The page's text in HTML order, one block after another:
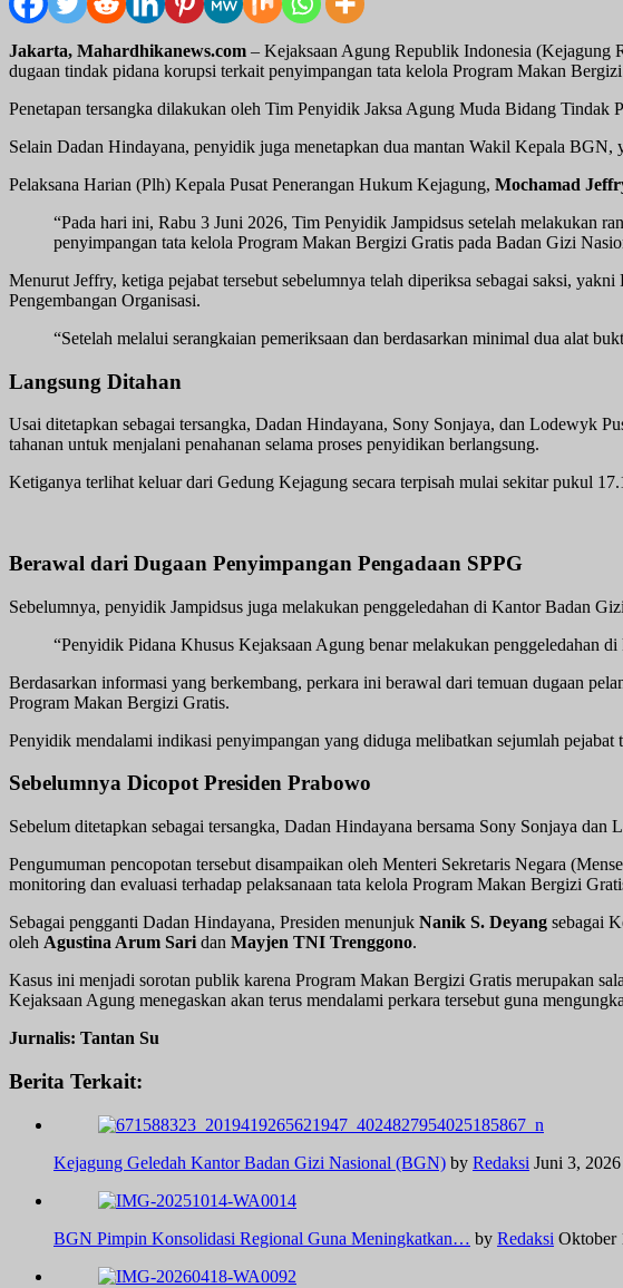
Jakarta, Mahardhikanews.com – Kejaksaan Agung Republik Indonesia (Kejagung
dugaan tindak pidana korupsi terkait penyimpangan tata kelola Program Makan
Penetapan tersangka dilakukan oleh Tim Penyidik Jaksa Agung Muda Bidang Tindak
Selain Dadan Hindayana, penyidik juga menetapkan dua mantan Wakil Kepala BGN,
Pelaksana Harian (Plh) Kepala Pusat Penerangan Hukum Kejagung, Mochamad
“Pada hari ini, Rabu 3 Juni 2026, Tim Penyidik Jampidsus setelah melakukan
penyimpangan tata kelola Program Makan Bergizi Gratis pada Badan Gizi
Menurut Jeffry, ketiga pejabat tersebut sebelumnya telah diperiksa sebagai saksi,
Pengembangan Organisasi.
“Setelah melalui serangkaian pemeriksaan dan berdasarkan minimal dua alat
Langsung Ditahan
Usai ditetapkan sebagai tersangka, Dadan Hindayana, Sony Sonjaya, dan Lodewyk
tahanan untuk menjalani penahanan selama proses penyidikan berlangsung.
Ketiganya terlihat keluar dari Gedung Kejagung secara terpisah mulai sekitar pukul
Berawal dari Dugaan Penyimpangan Pengadaan SPPG
Sebelumnya, penyidik Jampidsus juga melakukan penggeledahan di Kantor Badan
“Penyidik Pidana Khusus Kejaksaan Agung benar melakukan penggeledahan
Berdasarkan informasi yang berkembang, perkara ini berawal dari temuan dugaan
Program Makan Bergizi Gratis.
Penyidik mendalami indikasi penyimpangan yang diduga melibatkan sejumlah
Sebelumnya Dicopot Presiden Prabowo
Sebelum ditetapkan sebagai tersangka, Dadan Hindayana bersama Sony Sonjaya
Pengumuman pencopotan tersebut disampaikan oleh Menteri Sekretaris Negara
monitoring dan evaluasi terhadap pelaksanaan tata kelola Program Makan Bergizi
Sebagai pengganti Dadan Hindayana, Presiden menunjuk Nanik S. Deyang sebagai
oleh Agustina Arum Sari dan Mayjen TNI Trenggono.
Kasus ini menjadi sorotan publik karena Program Makan Bergizi Gratis merupakan
Kejaksaan Agung menegaskan akan terus mendalami perkara tersebut guna
Jurnalis: Tantan Su
Berita Terkait:
Kejagung Geledah Kantor Badan Gizi Nasional (BGN) by Redaksi Juni 3, 2026
BGN Pimpin Konsolidasi Regional Guna Meningkatkan… by Redaksi Oktober